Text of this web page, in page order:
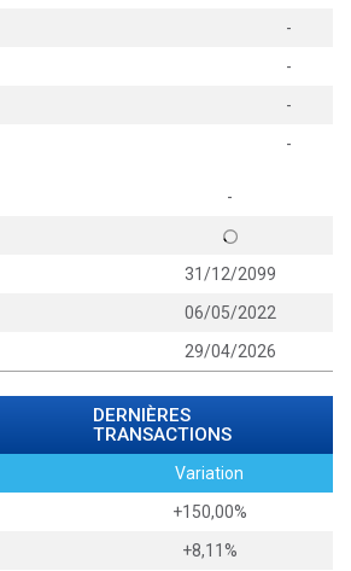
-
-
-
-
-
31/12/2099
06/05/2022
29/04/2026
DERNIÈRES
TRANSACTIONS
Variation
+150,00%
+8,11%